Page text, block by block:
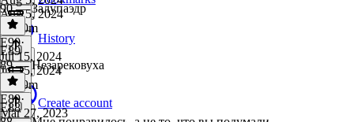
History
Create account
Aug 5, 2024
1h 40m
90 — Залупаэдр
E90·
Jul 15, 2024
Jul 15, 2024
3h 19m
E89
89 — Незарековуха
E89·
Mar 27, 2023
E88